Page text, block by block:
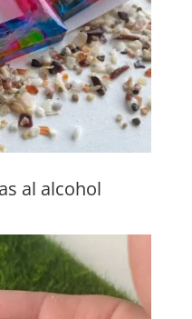
al alcohol